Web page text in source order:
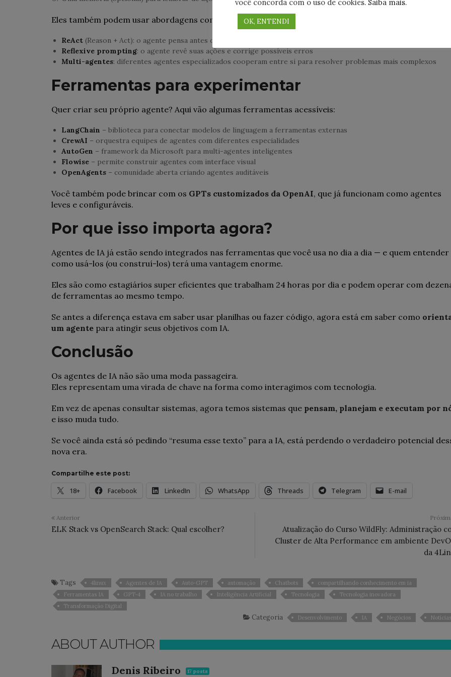
Eles também podem usar abordagens como:
ReAct (Reason + Act): o agente pensa antes de agir
Reflexive prompting: o agente revê suas ações e corrige possíveis erros
Multi-agentes: diferentes agentes especializados cooperam entre si para resolver problemas mais complexos
Ferramentas para experimentar
Quer criar seu próprio agente? Aqui vão algumas ferramentas acessíveis:
LangChain – biblioteca para conectar modelos de linguagem a ferramentas externas
CrewAI – orquestra equipes de agentes com diferentes especialidades
AutoGen – framework da Microsoft para multi-agentes inteligentes
Flowise – permite construir agentes com interface visual
OpenAgents – comunidade aberta criando agentes auditáveis
Você também pode brincar com os GPTs customizados da OpenAI, que já funcionam como agentes
leves e configuráveis.
Por que isso importa agora?
Agentes de IA já estão sendo integrados nas ferramentas que você usa no dia a dia — e quem entender
como usá-los (ou construí-los) terá uma vantagem enorme.
Eles são como estagiários super eficientes que trabalham 24 horas por dia e podem operar com
de ferramentas ao mesmo tempo.
Se antes a diferença estava em saber usar planilhas ou fazer código, agora está em saber como
um agente para atingir seus objetivos com IA.
Conclusão
Os agentes de IA não são uma moda passageira.
Eles representam uma virada de chave na forma como interagimos com tecnologia.
Em vez de apenas consultar sistemas, agora temos sistemas que pensam, planejam e executam por
e isso muda tudo.
Se você ainda está só pedindo “resuma esse texto” para a IA, está perdendo o verdadeiro potencial
nova era.
Compartilhe este post:
18+ Facebook LinkedIn WhatsApp Threads Telegram E-mail
Anterior
ELK Stack vs OpenSearch Stack: Qual escolher?
Atualização do Curso WildFly: Administração
Cluster de Alta Performance em ambiente
da
Tags 4linux Agentes de IA Auto-GPT automação Chatbots
compartilhando conhecimento em ia
Ferramentas IA
GPT-4 IA no trabalho Inteligência Artificial Tecnologia
Tecnologia inovadora
Transformação Digital
Categoria Desenvolvimento IA Negócios Notícias
ABOUT AUTHOR
Denis Ribeiro 17 posts
você concorda com o uso de cookies. Saiba mais.
OK, ENTENDI